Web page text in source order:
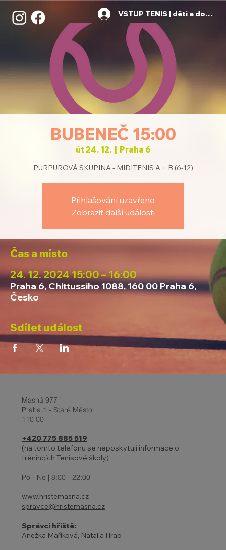
VSTUP TENIS | děti a dospělí
BUBENEČ 15:00
út 24. 12.
  |
Praha 6
PURPUROVÁ SKUPINA - MIDITENIS A + B (6-12)
Přihlašování uzavřeno
Zobrazit další události
Čas a místo
24. 12. 2024 15:00 – 16:00
Praha 6, Chittussiho 1088, 160 00 Praha 6,
Česko
Sdílet událost
Masná 977
Praha 1 - Staré Město
110 00
+420 775 885 519
(na tomto telefonu se neposkytují informace o
trénincích Tenisové školy)
Po - Ne | 8:00 - 22:00
www.hristemasna.cz
spravce@hristemasna.cz
Správci hřiště:
Anežka Maříková, Natalia Hrab